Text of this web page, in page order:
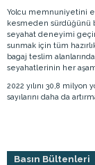
Yolcu memnuniyetini
kesmeden sürdüğünü
seyahat deneyimi
sunmak için tüm
bagaj teslim
seyahatlerinin her
2022 yılını 30,8
sayılarını daha da
Basın Bültenleri